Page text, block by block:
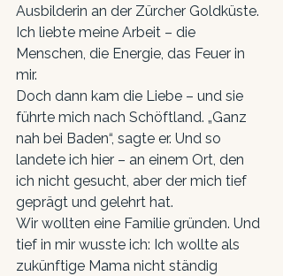
Ausbilderin an der Zürcher Goldküste.
Ich liebte meine Arbeit – die
Menschen, die Energie, das Feuer in
mir.
Doch dann kam die Liebe – und sie
führte mich nach Schöftland. „Ganz
nah bei Baden“, sagte er. Und so
landete ich hier – an einem Ort, den
ich nicht gesucht, aber der mich tief
geprägt und gelehrt hat.
Wir wollten eine Familie gründen. Und
tief in mir wusste ich: Ich wollte als
zukünftige Mama nicht ständig